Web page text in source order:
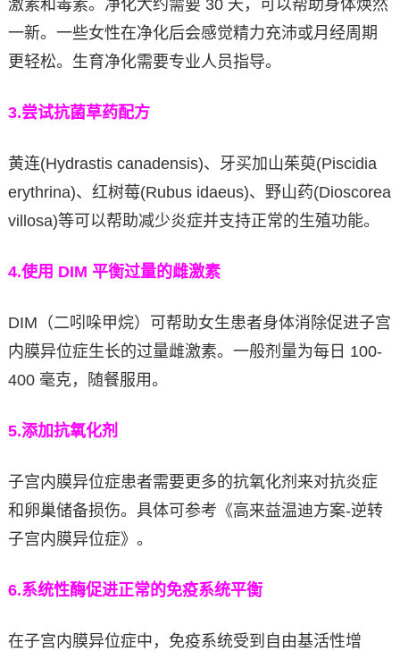
激素和毒素。净化大约需要 30 天，可以帮助身体焕然
一新。一些女性在净化后会感觉精力充沛或月经周期
更轻松。生育净化需要专业人员指导。
3.尝试抗菌草药配方
黄连(Hydrastis canadensis)、牙买加山茱萸(Piscidia
erythrina)、红树莓(Rubus idaeus)、野山药(Dioscorea
villosa)等可以帮助减少炎症并支持正常的生殖功能。
4.使用 DIM 平衡过量的雌激素
DIM（二吲哚甲烷）可帮助女生患者身体消除促进子宫
内膜异位症生长的过量雌激素。一般剂量为每日 100-
400 毫克，随餐服用。
5.添加抗氧化剂
子宫内膜异位症患者需要更多的抗氧化剂来对抗炎症
和卵巢储备损伤。具体可参考《高来益温迪方案-逆转
子宫内膜异位症》。
6.系统性酶促进正常的免疫系统平衡
在子宫内膜异位症中，免疫系统受到自由基活性增